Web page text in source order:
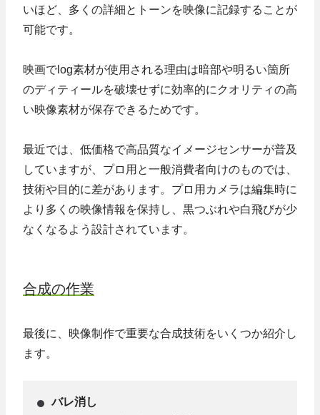
いほど、多くの詳細とトーンを映像に記録することが
可能です。
映画でlog素材が使用される理由は暗部や明るい箇所
のディティールを破壊せずに効率的にクオリティの高
い映像素材が保存できるためです。
最近では、低価格で高品質なイメージセンサーが普及
していますが、プロ用と一般消費者向けのものでは、
技術や目的に差があります。プロ用カメラは編集時に
より多くの映像情報を保持し、黒つぶれや白飛びが少
なくなるよう設計されています。
合成の作業
最後に、映像制作で重要な合成技術をいくつか紹介し
ます。
バレ消し